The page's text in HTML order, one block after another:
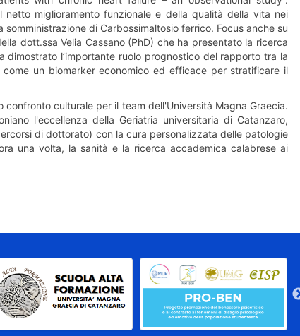
miglioramento funzionale e della qualità della vita nei
di Carbossimaltosio ferrico. Focus anche su
dott.ssa Velia Cassano (PhD) che ha presentato la ricerca
dimostrato l’importante ruolo prognostico del rapporto tra la
come un biomarker economico ed efficace per stratificare il
culturale per il team dell'Università Magna Graecia.
l'eccellenza della Geriatria universitaria di Catanzaro,
di dottorato) con la cura personalizzata delle patologie
una volta, la sanità e la ricerca accademica calabrese ai